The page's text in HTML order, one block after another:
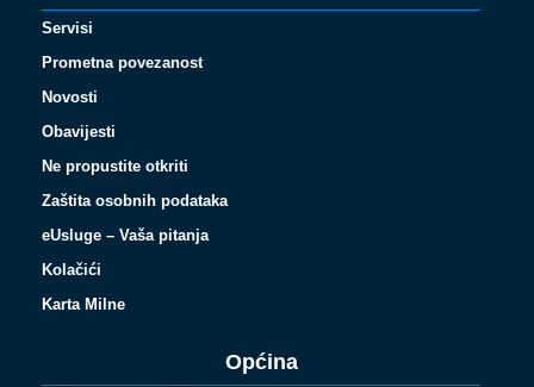
Servisi
Prometna povezanost
Novosti
Obavijesti
Ne propustite otkriti
Zaštita osobnih podataka
eUsluge – Vaša pitanja
Kolačići
Karta Milne
Općina